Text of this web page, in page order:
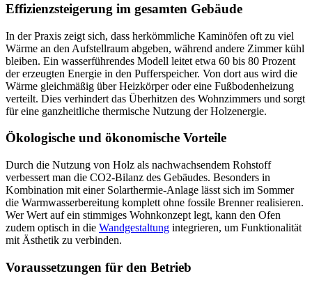
Effizienzsteigerung im gesamten Gebäude
In der Praxis zeigt sich, dass herkömmliche Kaminöfen oft zu viel
Wärme an den Aufstellraum abgeben, während andere Zimmer kühl
bleiben. Ein wasserführendes Modell leitet etwa 60 bis 80 Prozent
der erzeugten Energie in den Pufferspeicher. Von dort aus wird die
Wärme gleichmäßig über Heizkörper oder eine Fußbodenheizung
verteilt. Dies verhindert das Überhitzen des Wohnzimmers und sorgt
für eine ganzheitliche thermische Nutzung der Holzenergie.
Ökologische und ökonomische Vorteile
Durch die Nutzung von Holz als nachwachsendem Rohstoff
verbessert man die CO2-Bilanz des Gebäudes. Besonders in
Kombination mit einer Solarthermie-Anlage lässt sich im Sommer
die Warmwasserbereitung komplett ohne fossile Brenner realisieren.
Wer Wert auf ein stimmiges Wohnkonzept legt, kann den Ofen
zudem optisch in die Wandgestaltung integrieren, um Funktionalität
mit Ästhetik zu verbinden.
Voraussetzungen für den Betrieb